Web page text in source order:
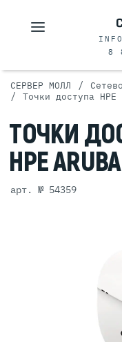
8
СЕРВЕР МОЛЛ /
/ Точки доступа
ТОЧКИ
HPE ARUBA
арт. № 54359